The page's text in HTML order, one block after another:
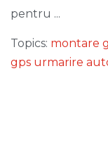
pentru ...
Topics: montare
gps urmarire